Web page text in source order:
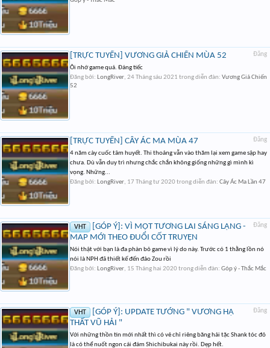
Đăng
[TRỰC TUYẾN] VƯƠNG GIẢ CHIẾN MÙA 52
Ôi nhớ game quá. Đáng tiếc
Đăng bởi: LongRiver, 24 Tháng sáu 2021 trong diễn đàn: Vương Giả Chiến
52
Đăng
[TRỰC TUYẾN] CÂY ÁC MA MÙA 47
4 năm cày cuốc tâm huyết. Thi thoảng vẫn vào thăm lại xem game sập hay
chưa. Dù vẫn duy trì nhưng chắc chắn không giống những gì mình kì
vọng. Những...
Đăng bởi: LongRiver, 17 Tháng tư 2020trong diễn đàn: Cây Ác Ma Lần 47
Đăng
VHT
[GÓP Ý]: VÌ MỘT TƯƠNG LAI SÁNG LẠNG -
MAP MỚI THEO ĐUỔI CỐT TRUYỆN
Nói thật với bạn là đa phàn bỏ game vì lý do này. Trước có 1 thằng lồn nó
nói là NPH đã thiết kế đến đảo Zou rồi
Đăng bởi: LongRiver, 15 Tháng hai 2020trong diễn đàn: Góp ý - Thắc Mắc
Đăng
VHT
[GÓP Ý]: UPDATE TƯỚNG " VƯƠNG HẠ
THẤT VŨ HẢI "
Với những thồn tin mới nhất thì có vẻ chỉ riêng băng hải tặc Shank tóc đỏ
là có thể nuốt ngon cái đám Shichibukai này rồi. Dẹp hết.